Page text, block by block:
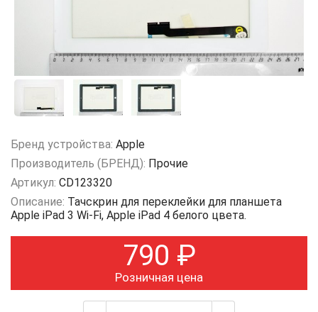
Бренд устройства: Apple
Производитель (БРЕНД): Прочие
Артикул: CD123320
Описание: Тачскрин для переклейки для планшета
Apple iPad 3 Wi-Fi, Apple iPad 4 белого цвета.
790 ₽
Розничная цена